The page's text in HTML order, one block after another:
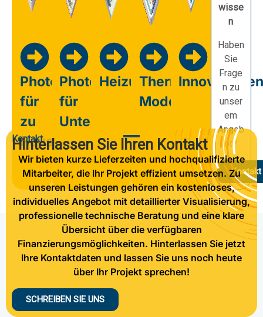
Photovoltaik
für
zu
Hause
Photovoltaik
für
Unternehmen
HeizungThermische
Modernisierung
wisse
n
Haben
Sie
Frage
n zu
unser
em
Angeb
ot?
Kontakt
Kontakt
Hinterlassen Sie Ihren Kontakt
Wir bieten kurze Lieferzeiten und hochqualifizierte
Mitarbeiter, die Ihr Projekt effizient umsetzen. Zu
unseren Leistungen gehören ein kostenloses,
individuelles Angebot mit detaillierter Visualisierung,
professionelle technische Beratung und eine klare
Übersicht über die verfügbaren
Finanzierungsmöglichkeiten. Hinterlassen Sie jetzt
Ihre Kontaktdaten und lassen Sie uns noch heute
über Ihr Projekt sprechen!
SCHREIBEN SIE UNS